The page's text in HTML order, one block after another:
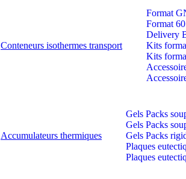
Conteneurs isothermes transport
Format
Format
Delivery
Kits
Kits
Accumulateurs thermiques
Gels Packs
Gels Packs
Gels Packs
Plaques
Plaques